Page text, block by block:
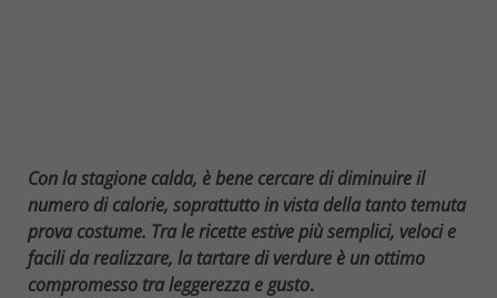
Con la stagione calda, è bene cercare di diminuire il
numero di calorie, soprattutto in vista della tanto temuta
prova costume. Tra le ricette estive più semplici, veloci e
facili da realizzare, la tartare di verdure è un ottimo
compromesso tra leggerezza e gusto.